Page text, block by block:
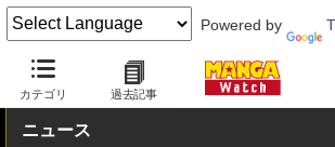
Powered by
カテゴリ 過去記事
MANGA Watch 青年
ニュース